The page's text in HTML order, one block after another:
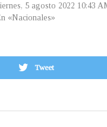
5 agosto 2022 10:43
«Nacionales»
Tweet